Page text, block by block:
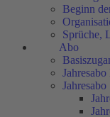
Beginn
Sprüche,
Abo
Jahresabo